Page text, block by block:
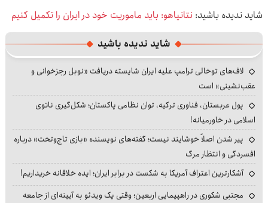
شاید ندیده باشید: نتانیاهو: باید ماموریت خود در ایران را تکمیل کنیم
شاید ندیده باشید
لاف‌های توخالی ترامپ علیه ایران شایسته دریافت «نوبل رجزخوانی و
عقب‌نشینی» است
پول عربستان، فناوری ترکیه، توان نظامی پاکستان؛ شکل‌گیری ناتوی
اسلامی در خاورمیانه!
پیر شدن اصلاً خوشایند نیست؛ گفته‌های نویسنده «بازی تاج‌وتخت» درباره
افسردگی و انتظار مرگ
آشکارترین اعتراف آمریکا به شکست در برابر ایران؛ ایده خلاقانه خریداریم!
مجتبی شکوری در راهپیمایی اربعین؛ وقتی یک ویدئو به آیینه‌ای از جامعه